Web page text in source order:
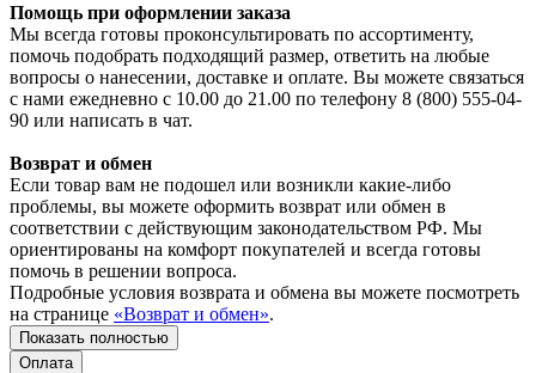
Помощь при оформлении заказа
Мы всегда готовы проконсультировать по ассортименту,
помочь подобрать подходящий размер, ответить на любые
вопросы о нанесении, доставке и оплате. Вы можете связаться
с нами ежедневно с 10.00 до 21.00 по телефону 8 (800) 555-04-
90 или написать в чат.
Возврат и обмен
Если товар вам не подошел или возникли какие-либо
проблемы, вы можете оформить возврат или обмен в
соответствии с действующим законодательством РФ. Мы
ориентированы на комфорт покупателей и всегда готовы
помочь в решении вопроса.
Подробные условия возврата и обмена вы можете посмотреть
на странице «Возврат и обмен».
Показать полностью
Оплата